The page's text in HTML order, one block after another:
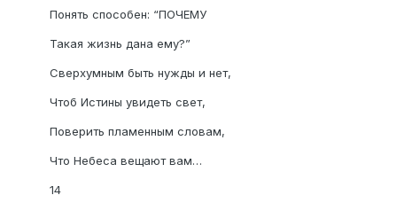
Понять способен: “ПОЧЕМУ
Такая жизнь дана ему?”
Сверхумным быть нужды и нет,
Чтоб Истины увидеть свет,
Поверить пламенным словам,
Что Небеса вещают вам…
14